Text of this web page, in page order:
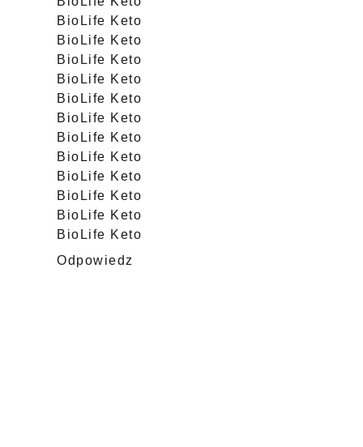
BioLife Keto
BioLife Keto
BioLife Keto
BioLife Keto
BioLife Keto
BioLife Keto
BioLife Keto
BioLife Keto
BioLife Keto
BioLife Keto
BioLife Keto
BioLife Keto
Odpowiedz